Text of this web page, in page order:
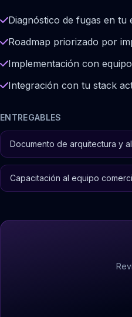
Diagnóstico de fugas en
Roadmap priorizado por
Implementación con
Integración con tu stack
ENTREGABLES
Documento de arquitectura y
Capacitación al equipo